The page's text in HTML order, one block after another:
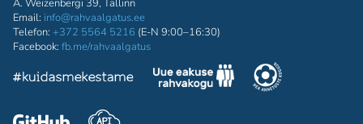
A. Weizenbergi 39, Tallinn
Email: info@rahvaalgatus.ee
Telefon: +372 5564 5216 (E-N 9:00–16:30)
Facebook: fb.me/rahvaalgatus